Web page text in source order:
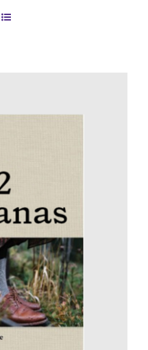
/